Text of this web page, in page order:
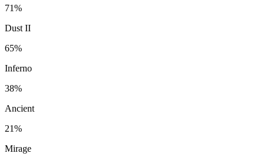
71%
Dust II
65%
Inferno
38%
Ancient
21%
Mirage